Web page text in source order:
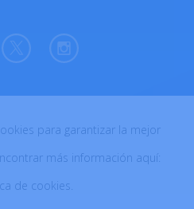
reservados © 2026
♥ en Polonia
para garantizar la mejor
más información aquí:
de cookies.